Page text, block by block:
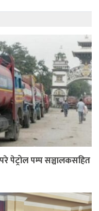
पेट्रोल पम्प सञ्चालकसहित